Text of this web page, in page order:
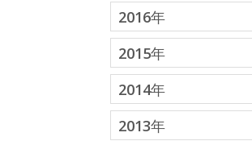
2016年
2015年
2014年
2013年